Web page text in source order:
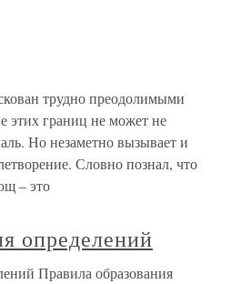
трудно преодолимыми
этих границ не может не
Но незаметно вызывает и
Словно познал, что
– это
определений
Правила образования